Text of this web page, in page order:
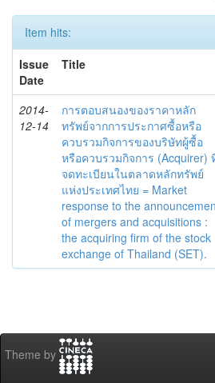
Item hits:
Issue
Date
Title
2014-
12-14
การตอบสนองของราคาหลัก
ทรัพย์จากการประกาศซื้อหรือ
ควบรวมกิจการของบริษัทผู้ซื้อ
หรือควบรวมกิจการ (Acquirer)
จดทะเบียนในตลาดหลักทรัพย์
แห่งประเทศไทย = Market
response to the
of mergers and acquisitions :
the acquiring firm of the stock
exchange of Thailand (SET).
Theme by